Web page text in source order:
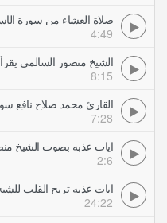
4:49
8:15
7:28
2:6
24:22